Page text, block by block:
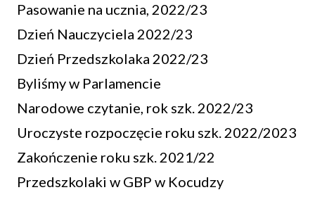
Pasowanie na ucznia, 2022/23
Dzień Nauczyciela 2022/23
Dzień Przedszkolaka 2022/23
Byliśmy w Parlamencie
Narodowe czytanie, rok szk. 2022/23
Uroczyste rozpoczęcie roku szk. 2022/2023
Zakończenie roku szk. 2021/22
Przedszkolaki w GBP w Kocudzy